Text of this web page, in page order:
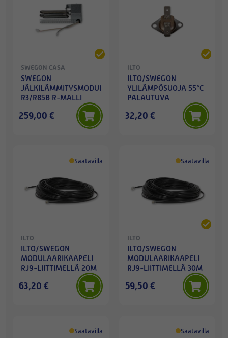
SWEGON CASA
SWEGON
JÄLKILÄMMITYSMODULI
R3/R85B R-MALLI
259,00 €
ILTO
ILTO/SWEGON
YLILÄMPÖSUOJA 55°C
PALAUTUVA
32,20 €
Saatavilla
ILTO
ILTO/SWEGON
MODULAARIKAAPELI
RJ9-LIITTIMELLÄ 20M
63,20 €
Saatavilla
ILTO
ILTO/SWEGON
MODULAARIKAAPELI
RJ9-LIITTIMELLÄ 30M
59,50 €
Saatavilla Saatavilla